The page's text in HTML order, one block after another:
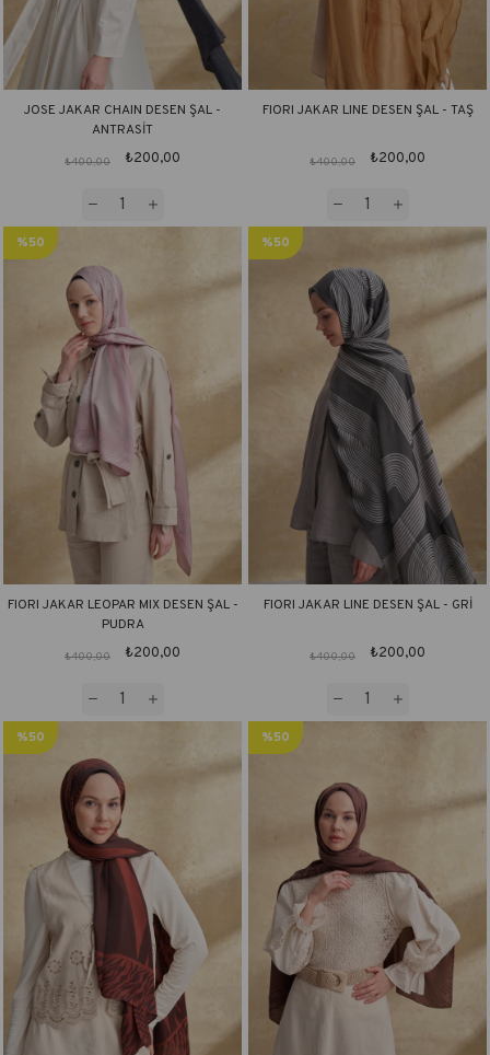
JOSE JAKAR CHAIN DESEN ŞAL -
ANTRASİT
₺200,00
₺400,00
FIORI JAKAR LINE DESEN ŞAL - TAŞ
₺200,00
₺400,00
FIORI JAKAR LEOPAR MIX DESEN ŞAL -
PUDRA
₺200,00
₺400,00
%50
FIORI JAKAR LINE DESEN ŞAL - GRİ
₺200,00
₺400,00
%50
%50
%50